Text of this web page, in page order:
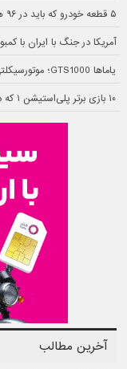
۵ قطعه خودرو که باید در ۹۶ هزار کیلومتر عوض کنید
آمریکا در جنگ با ایران با
یاماها GTS1000؛ موتورسیکلتی که جلوتر از زمانش بود و مسیر آینده را هموار کرد
۱۰ بازی برتر پلی‌استیشن ۱ که در تاریخ ماندگار شدند
آخرین مطالب